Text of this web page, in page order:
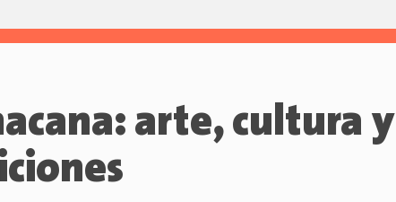
arte, cultura y